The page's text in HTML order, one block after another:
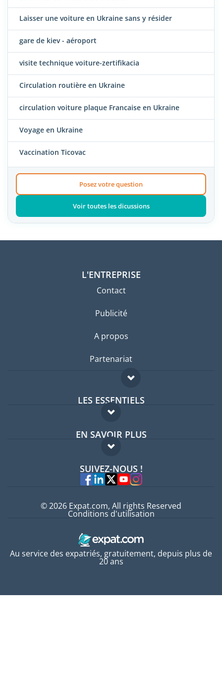
Laisser une voiture en Ukraine sans y résider
gare de kiev - aéroport
visite technique voiture-zertifikacia
Circulation routière en Ukraine
circulation voiture plaque Francaise en Ukraine
Voyage en Ukraine
Vaccination Ticovac
Posez votre question
Voir toutes les dicussions
L'ENTREPRISE
Contact
Publicité
A propos
Partenariat
LES ESSENTIELS
Forum expatriés
Guides pays
EN SAVOIR PLUS
FAQ
Experts
SUIVEZ-NOUS !
Au service des expatriés, gratuitement, depuis plus de
20 ans
© 2026 Expat.com, All rights Reserved
Conditions d'utilisation